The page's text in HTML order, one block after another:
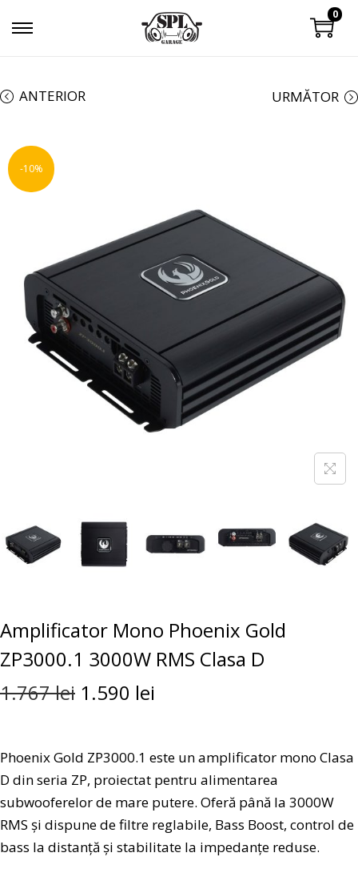
0
ANTERIOR URMĂTOR
-10%
Amplificator Mono Phoenix Gold
ZP3000.1 3000W RMS Clasa D
1.767lei 1.590 lei
Phoenix Gold ZP3000.1 este un amplificator mono Clasa
D din seria ZP, proiectat pentru alimentarea
subwooferelor de mare putere. Oferă până la 3000W
RMS și dispune de filtre reglabile, Bass Boost, control de
bass la distanță și stabilitate la impedanțe reduse.